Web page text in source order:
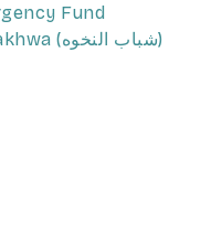
Fund
Youth of Shabab Al Nakhwa (شباب النخوه)